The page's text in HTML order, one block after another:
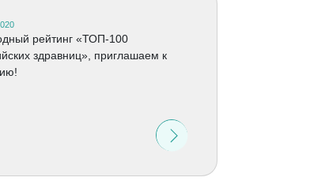
рейтинг «ТОП-100
здравниц», приглашаем к